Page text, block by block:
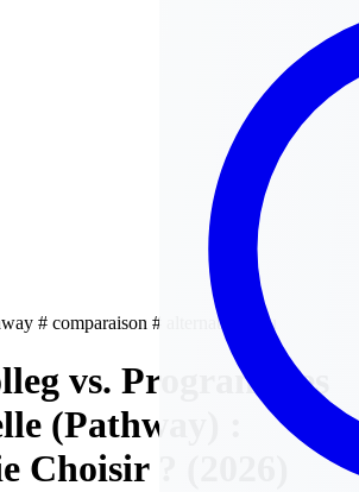
# comparaison # alternative iu
vs. Programmes
(Pathway) :
Choisir ? (2026)